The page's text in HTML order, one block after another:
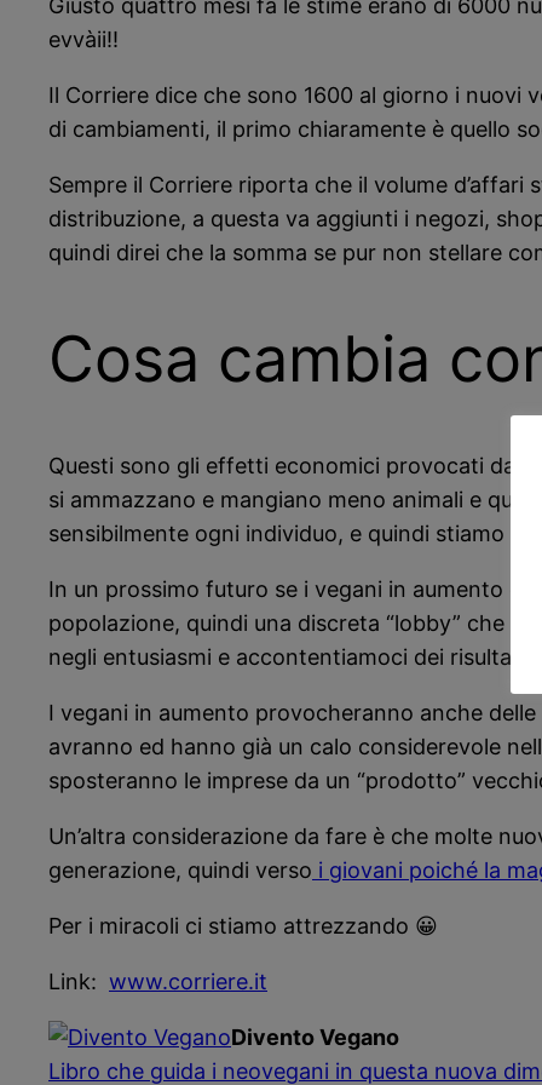
Giusto quattro mesi fa le stime erano di 6000
evvàii!!
Il Corriere dice che sono 1600 al giorno i nuovi
di cambiamenti, il primo chiaramente è quello
Sempre il Corriere riporta che il volume
distribuzione, a questa va aggiunti i negozi,
quindi direi che la somma se pur non stellare
Cosa cambia
Questi sono gli effetti economici provocati dai
si ammazzano e mangiano meno animali e
sensibilmente ogni individuo, e quindi stiamo
In un prossimo futuro se i vegani in aumento
popolazione, quindi una discreta “lobby” che
negli entusiasmi e accontentiamoci dei risultati
I vegani in aumento provocheranno anche
avranno ed hanno già un calo considerevole
sposteranno le imprese da un “prodotto”
Un’altra considerazione da fare è che molte
generazione, quindi verso i giovani poiché la
Per i miracoli ci stiamo attrezzando 😀
Link: www.corriere.it
Divento Vegano
Libro che guida i neovegani in questa nuova